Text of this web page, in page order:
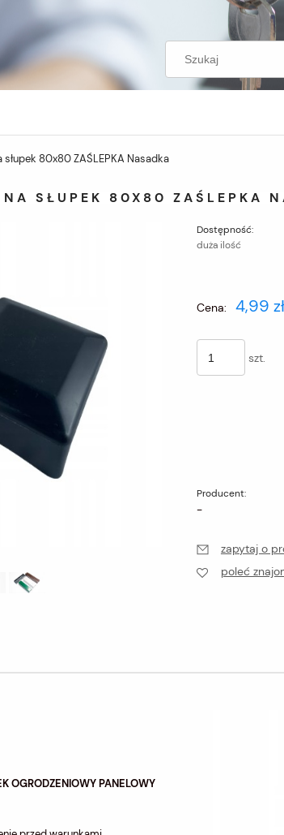
słupek 80x80 ZAŚLEPKA Nasadka
NA SŁUPEK 80X80 ZAŚLEPKA
Dostępność:
duża ilość
Cena: 4,99 zł
szt.
Producent:
-
zapytaj o
poleć
OGRODZENIOWY PANELOWY